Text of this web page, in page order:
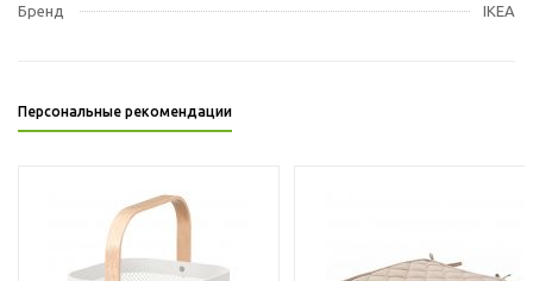
Бренд IKEA
Персональные рекомендации